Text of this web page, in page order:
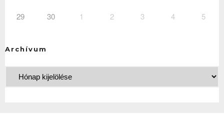
29 30 1 2 3 4 5
Archívum